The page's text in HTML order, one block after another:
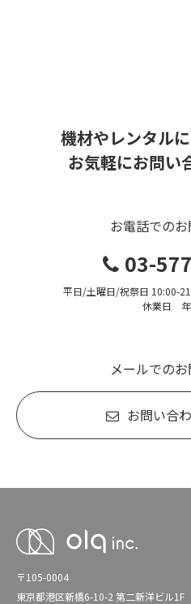
機材やレンタル
お気軽にお問い
お電話での
03-
平日/土曜日/祝祭日 10:00-
休業日 年
メールでの
お問い合
〒105-0004
東京都港区新橋6-10-2 第二新洋ビル1F